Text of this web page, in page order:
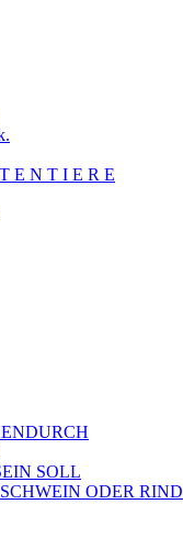
E N T I E R E
SOLL
ODER RIND